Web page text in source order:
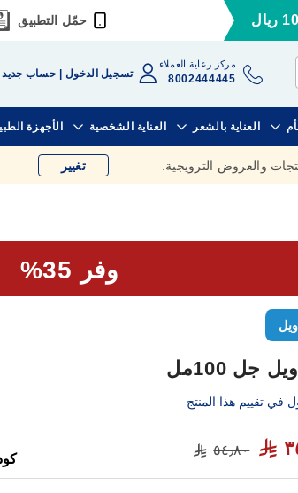
حمّل التطبيق
مركز رعاية العملاء
8002444445 تسجيل الدخول حساب جديد
العناية بالشعر العناية الشخصية الأجهزة
والعروض الترويجية. تغيير
وفر 35%
جل 100مل
في تقييم هذا المنتج
٥٤٫٨٠